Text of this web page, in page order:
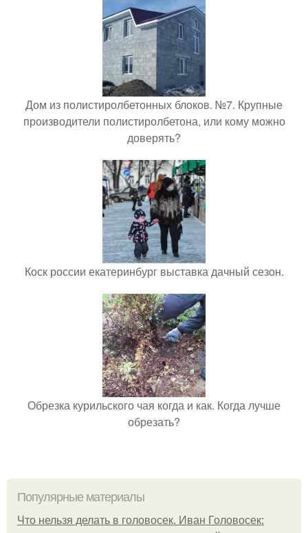
Дом из полистиролбетонных блоков. №7. Крупные
производители полистиролбетона, или кому можно
доверять?
Коск россии екатеринбург выставка дачный сезон.
Обрезка курильского чая когда и как. Когда лучше
обрезать?
Популярные материалы
Что нельзя делать в головосек. Иван Головосек: